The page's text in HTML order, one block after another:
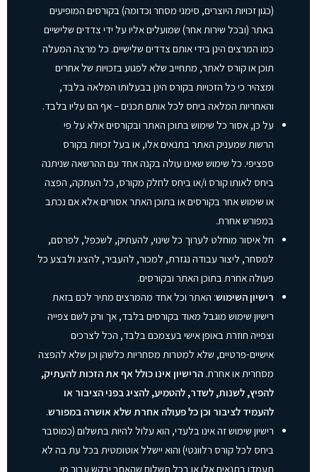
(כגון זכויות היוצרים, סימני מסחר וכדומה) בקורסים המופיעים
באתר (ובכל שירות אחר) שמועלים אליו על ידי צדדים שלישיים
כמו המרצים הינן בידי אותם צדדים שלישיים. כל מרצה המעלה
תוכן או קורס לאתר, מתחייב שלא לפגוע בזכויות של אחרים
ומצהיר כי כל הזכויות בקורס הינן בבעלותו המלאה בלבד,
והאחריות המלאה ביחס לכל אותם תכנים – אף הם עליו בלבד.
על כן, אסור כל שימוש בתוכן האתר ובקורסים אלא על פי
הרשות שמעניק האתר בתנאים אלו, או בעל זכויות בקורס
ספציפי. כל שימוש שאינו עולה בקנה אחד עם ההרשאה שניתנה
ביחס לאותו קורס ו/או ביחס לחלק מקורס, כל העתקה, הפצה
או שימוש אחר בקורסים או בתוכן האתר אסורים אלא אם נכתב
במפורש אחרת.
חל איסור מוחלט לערוך כל שינוי, להעתיק, לשכפל, לפרסם,
למסחר, ליצור עבודה נגזרת, למכור, להעביר, להציג ולבצע כל
פעולה אחרת בתוכן האתר ובקורסים.
רישיון השימוש: האתר וכל אחד מהמרצים מתיר לכם בזאת
רישיון שימוש מוגבל מאוד בקורסים בלבד, אך ורק לשם צפייה
וצפייה חוזרת באופן אישי בעצמכם בלבד, הכל לצרכים
אישיים-פרטיים, שלא למטרות מסחריות כלשהן וכן שלא להפצה
מסחרית או אחרת.הרישיון אינו כולל אף את הזכות להעתיק,
להפיץ, לשנות, לשדר, להטמיע, להציג בפני הציבור או
להעמיד לציבור וכן כל פעולה אחרת שלא אושרה במפורש.
רישיון שימוש זה אינו בלעדי, הוא עלול להיות בתשלום (כמוסבר
ביחס לכל קורס רלוונטי) והוא יישלל אוטומטית בכל עת בה לא
תעמדו בתנאים אלו או בכל תשלום שהאתר יבקש עבור מי